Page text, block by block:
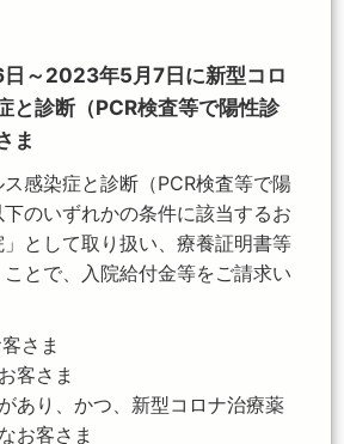
～2023年5月7日に新型コロ
と診断（PCR検査等で陽性診
ま
感染症と診断（PCR検査等で陽
のいずれかの条件に該当するお
として取り扱い、療養証明書等
とで、入院給付金等をご請求い
さま
客さま
あり、かつ、新型コロナ治療薬
お客さま